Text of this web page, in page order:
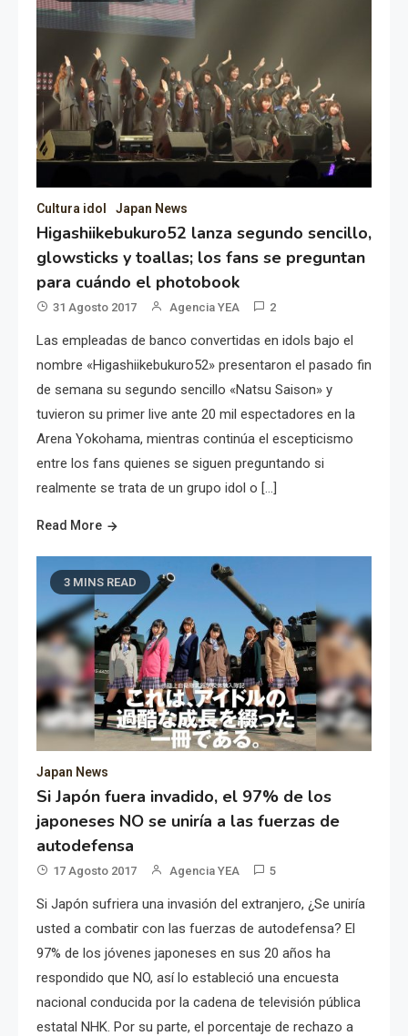
Cultura idol Japan News
Higashiikebukuro52 lanza segundo sencillo,
glowsticks y toallas; los fans se preguntan
para cuándo el photobook
31 Agosto 2017 Agencia YEA 2
Las empleadas de banco convertidas en idols bajo el
nombre «Higashiikebukuro52» presentaron el pasado fin
de semana su segundo sencillo «Natsu Saison» y
tuvieron su primer live ante 20 mil espectadores en la
Arena Yokohama, mientras continúa el escepticismo
entre los fans quienes se siguen preguntando si
realmente se trata de un grupo idol o […]
Read More
3 MINS READ
Japan News
Si Japón fuera invadido, el 97% de los
japoneses NO se uniría a las fuerzas de
autodefensa
17 Agosto 2017 Agencia YEA 5
Si Japón sufriera una invasión del extranjero, ¿Se uniría
usted a combatir con las fuerzas de autodefensa? El
97% de los jóvenes japoneses en sus 20 años ha
respondido que NO, así lo estableció una encuesta
nacional conducida por la cadena de televisión pública
estatal NHK. Por su parte, el porcentaje de rechazo a